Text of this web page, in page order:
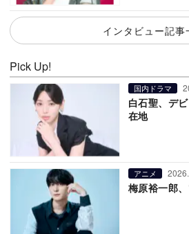
インタビュー記事
Pick Up!
国内ドラマ
白石聖、デ
在地
アニメ
梅原裕一郎